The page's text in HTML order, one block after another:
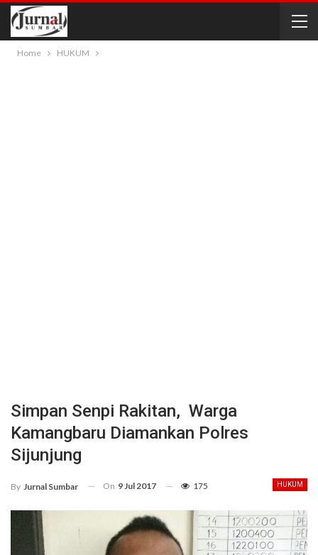
Home HUKUM
Simpan Senpi Rakitan, Warga
Kamangbaru Diamankan Polres
Sijunjung
HUKUM
By Jurnal Sumbar On 9 Jul 2017 175